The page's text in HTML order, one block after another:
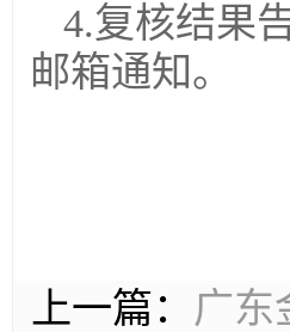
4.复核结果
邮箱通知。
上一篇： 广东